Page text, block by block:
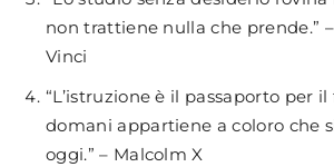
non trattiene nulla che prende.”
Vinci
“L’istruzione è il passaporto per
domani appartiene a coloro che
oggi.” – Malcolm X